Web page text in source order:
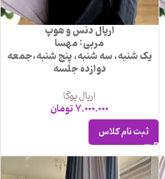
اریال دنس و هوپ
مربی: مهسا
یک شنبه، سه شنبه، پنج شنبه،جمعه
دوازده جلسه
اریال یوگا
7.000.000تومان
ثبت نام کلاس